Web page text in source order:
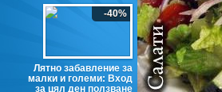
-40%
Лятно забавление за
малки и големи: Вход
за цял ден ползване